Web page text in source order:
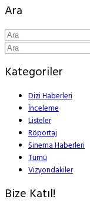
Ara
Kategoriler
Dizi Haberleri
İnceleme
Listeler
Röportaj
Sinema Haberleri
Tümü
Vizyondakiler
Bize Katıl!